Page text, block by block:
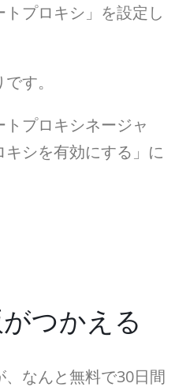
プロキシ」を設定し
す。
プロキシネージャ
シを有効にする」に
つかえる
なんと無料で30日間